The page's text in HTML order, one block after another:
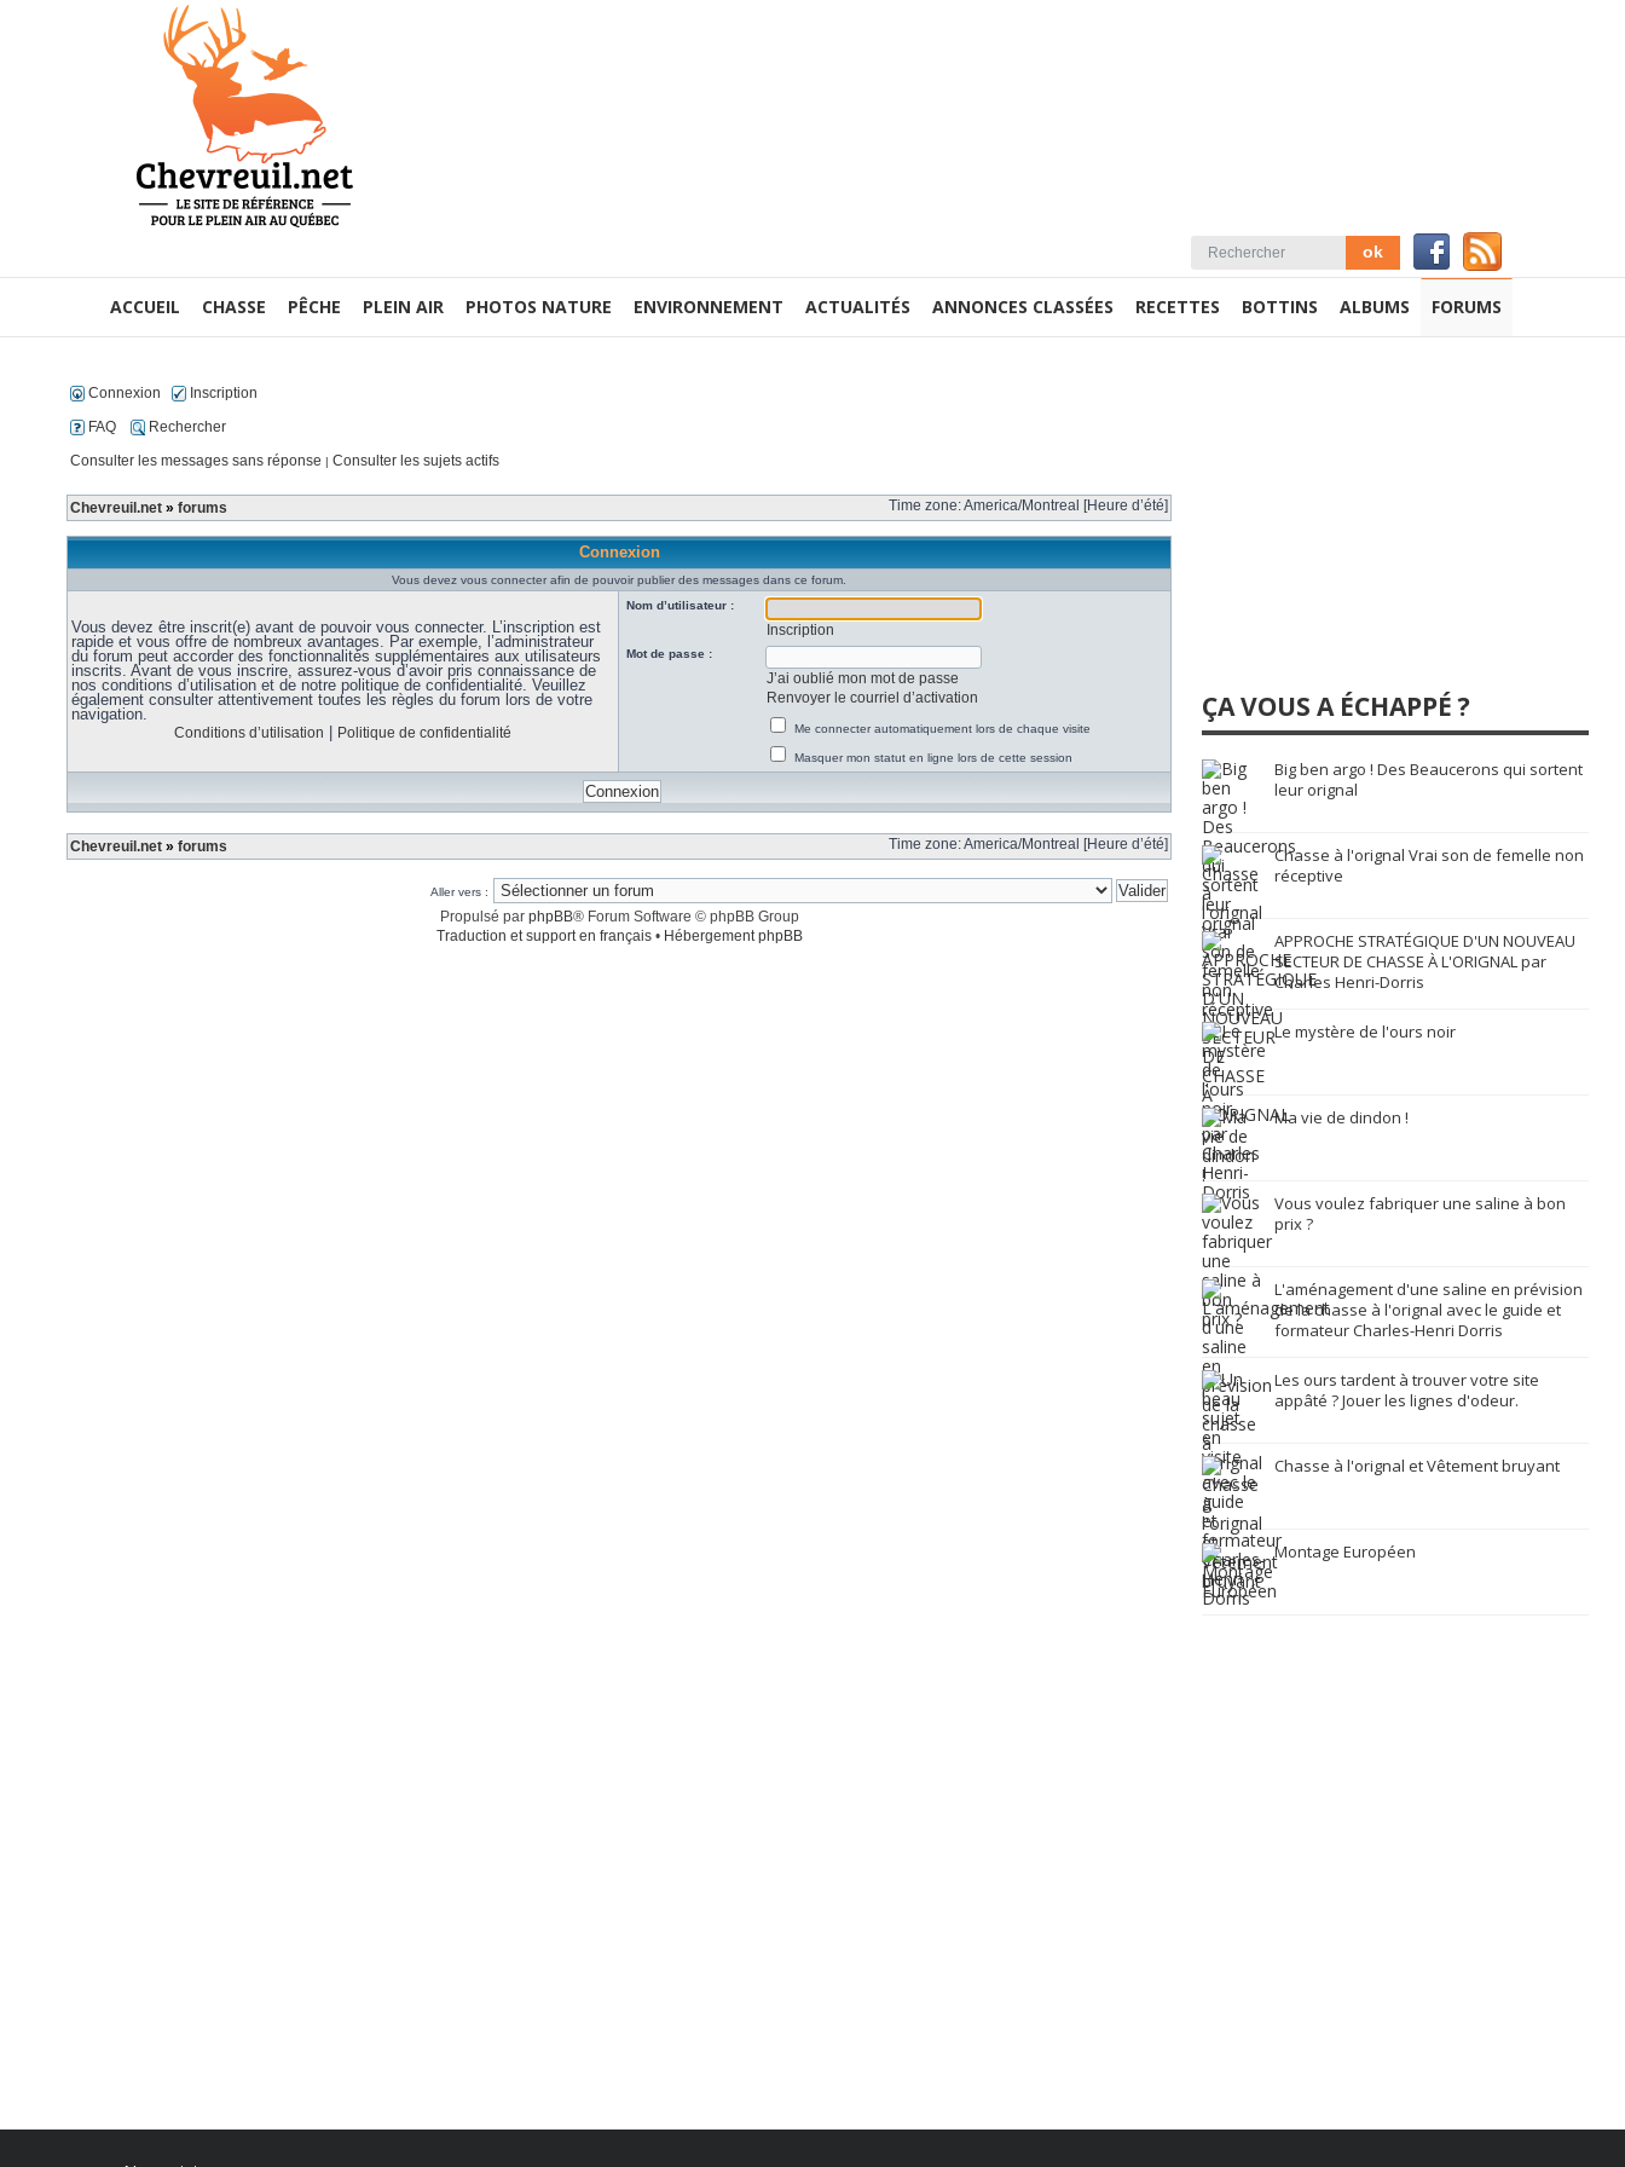
ACCUEIL CHASSE PÊCHE PLEIN AIR PHOTOS NATURE ENVIRONNEMENT ACTUALITÉS ANNONCES CLASSÉES RECETTES BOTTINS ALBUMS FORUMS
Connexion
Inscription
FAQ
Rechercher
Consulter les messages sans réponse | Consulter les sujets actifs
Chevreuil.net » forums Time zone: America/Montreal [Heure d’été]
Connexion
Vous devez vous connecter afin de pouvoir publier des messages dans ce forum.
Vous devez être inscrit(e) avant de pouvoir vous connecter. L’inscription est
rapide et vous offre de nombreux avantages. Par exemple, l’administrateur
du forum peut accorder des fonctionnalités supplémentaires aux utilisateurs
inscrits. Avant de vous inscrire, assurez-vous d’avoir pris connaissance de
nos conditions d’utilisation et de notre politique de confidentialité. Veuillez
également consulter attentivement toutes les règles du forum lors de votre
navigation.
Conditions d’utilisation Politique de confidentialité
Nom d’utilisateur :
Inscription
Mot de passe :
J’ai oublié mon mot de passe
Renvoyer le courriel d’activation
Me connecter automatiquement lors de chaque visite
Masquer mon statut en ligne lors de cette session
Chevreuil.net » forums Time zone: America/Montreal [Heure d’été]
Aller vers :
Propulsé par phpBB® Forum Software © phpBB Group
Traduction et support en français• Hébergement phpBB
ÇA VOUS A ÉCHAPPÉ ?
Big ben argo ! Des Beaucerons qui sortent
leur orignal
Chasse à l'orignal Vrai son de femelle non
réceptive
APPROCHE STRATÉGIQUE D'UN NOUVEAU
SECTEUR DE CHASSE À L'ORIGNAL par
Charles Henri-Dorris
Le mystère de l'ours noir
Ma vie de dindon !
Vous voulez fabriquer une saline à bon
prix ?
L'aménagement d'une saline en prévision
de la chasse à l'orignal avec le guide et
formateur Charles-Henri Dorris
Les ours tardent à trouver votre site
appâté ? Jouer les lignes d'odeur.
Chasse à l'orignal et Vêtement bruyant
Montage Européen